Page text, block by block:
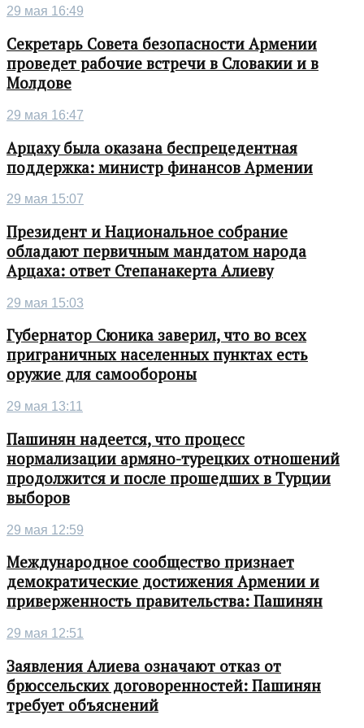
29 мая 16:49
Секретарь Совета безопасности Армении
проведет рабочие встречи в Словакии и в
Молдове
29 мая 16:47
Арцаху была оказана беспрецедентная
поддержка: министр финансов Армении
29 мая 15:07
Президент и Национальное собрание
обладают первичным мандатом народа
Арцаха: ответ Степанакерта Алиеву
29 мая 15:03
Губернатор Сюника заверил, что во всех
приграничных населенных пунктах есть
оружие для самообороны
29 мая 13:11
Пашинян надеется, что процесс
нормализации армяно-турецких отношений
продолжится и после прошедших в Турции
выборов
29 мая 12:59
Международное сообщество признает
демократические достижения Армении и
приверженность правительства: Пашинян
29 мая 12:51
Заявления Алиева означают отказ от
брюссельских договоренностей: Пашинян
требует объяснений